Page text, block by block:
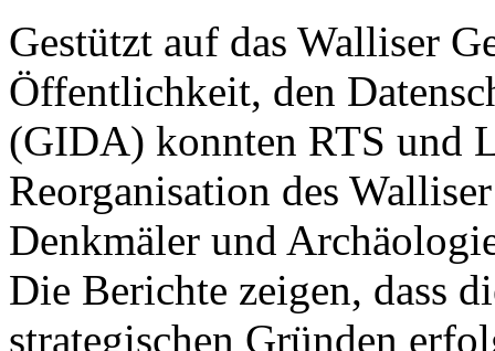
Gestützt auf das Walliser
Öffentlichkeit, den
(GIDA) konnten RTS und
Reorganisation des
Denkmäler und
Die Berichte zeigen, dass
strategischen Gründen